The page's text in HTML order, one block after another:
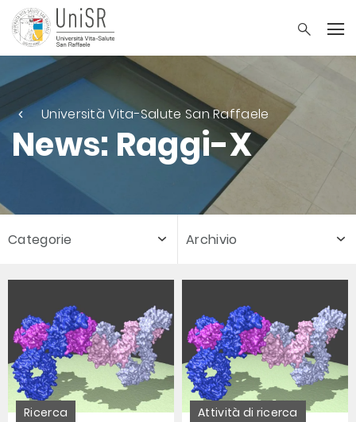
Università Vita-Salute San Raffaele
News: Raggi-X
Categorie Archivio
Ricerca Attività di ricerca